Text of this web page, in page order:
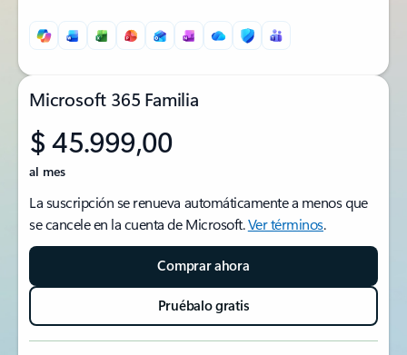
Microsoft 365 Familia
$ 45.999,00
al mes
La suscripción se renueva automáticamente a menos que
se cancele en la cuenta de Microsoft.Ver términos.
Comprar ahora
Pruébalo gratis